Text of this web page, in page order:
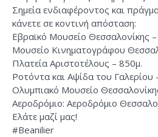
Σημεία ενδιαφέροντος και
κάνετε σε κοντινή απόσταση:
Εβραϊκό Μουσείο Θεσσαλονίκης
Μουσείο Κινηματογράφου
Πλατεία Αριστοτέλους – 850μ.
Ροτόντα και Αψίδα του Γαλερίου
Ολυμπιακό Μουσείο
Αεροδρόμιο: Αεροδρόμιο
Ελάτε μαζί μας!
#Beanilier